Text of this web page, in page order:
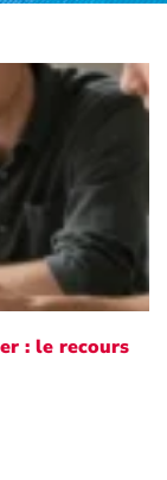
: le recours